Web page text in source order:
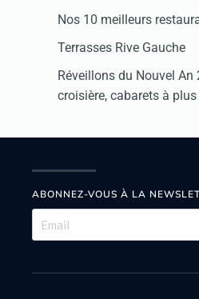
Nos 10 meilleurs
Terrasses Rive Gauche
Réveillons du Nouvel
croisière, cabarets à
ABONNEZ-VOUS À LA